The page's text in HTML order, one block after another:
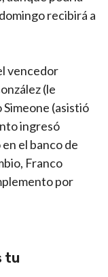
recibirá a
vencedor
(le
(asistió
ingresó
el banco de
Franco
por
tu